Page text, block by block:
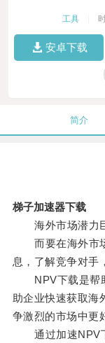
工具
安卓下载
简介
梯子加速器下载
海外市场潜力巨
而要在海外市场
息，了解竞争对手
NPV下载是帮助
助企业快速获取海
争激烈的市场中更
通过加速NPV下